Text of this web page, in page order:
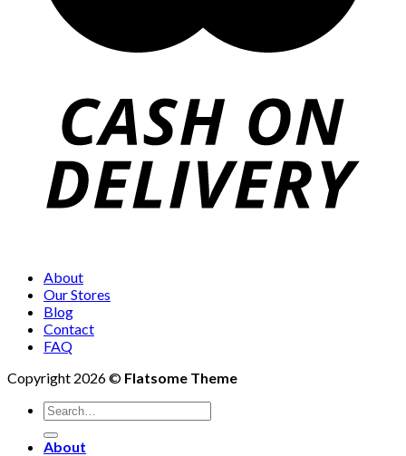
About
Our Stores
Blog
Contact
FAQ
Copyright 2026 © Flatsome Theme
Search
for:
About